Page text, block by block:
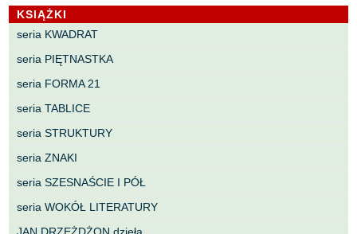
KSIĄŻKI
seria KWADRAT
seria PIĘTNASTKA
seria FORMA 21
seria TABLICE
seria STRUKTURY
seria ZNAKI
seria SZESNAŚCIE I PÓŁ
seria WOKÓŁ LITERATURY